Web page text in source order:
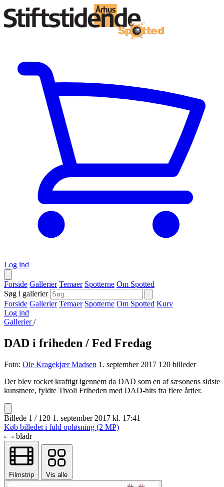
Log ind
Forside Gallerier Temaer Spotterne Om Spotted
Søg i gallerier
Forside Gallerier Temaer Spotterne Om Spotted Kurv
Log ind
Gallerier/
DAD i friheden / Fed Fredag
Foto: Ole Kragekjær Madsen 1. september 2017 120 billeder
Der blev rocket kraftigt igennem da DAD som en af sæsonens sidste
kunstnere, fyldte Tivoli Friheden med DAD-hits fra flere årtier.
Billede 1 / 120 1. september 2017 kl. 17:41
Køb billedet i fuld opløsning (2 MP)
← → bladr
Filmstrip Vis alle